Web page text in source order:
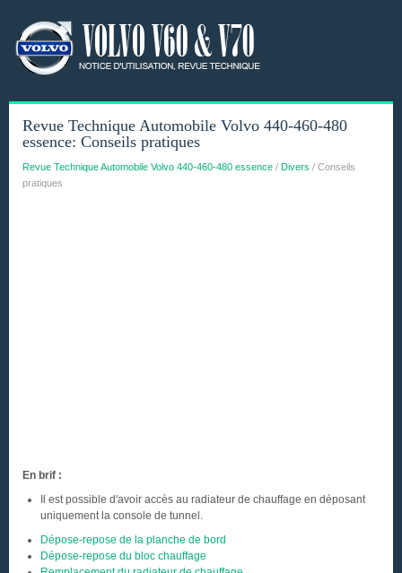
Revue Technique Automobile Volvo 440-460-480
essence: Conseils pratiques
Revue Technique Automobile Volvo 440-460-480 essence / Divers / Conseils
pratiques
En brif :
Il est possible d'avoir accès au radiateur de chauffage en déposant
uniquement la console de tunnel.
Dépose-repose de la planche de bord
Dépose-repose du bloc chauffage